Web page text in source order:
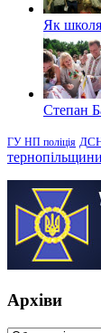
Як
Степан
ГУ НП поліція
тернопільщини
Архіви